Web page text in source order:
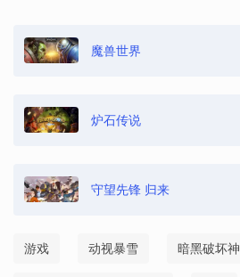
魔兽世界
炉石传说
守望先锋 归来
游戏 动视暴雪 暗黑破坏神